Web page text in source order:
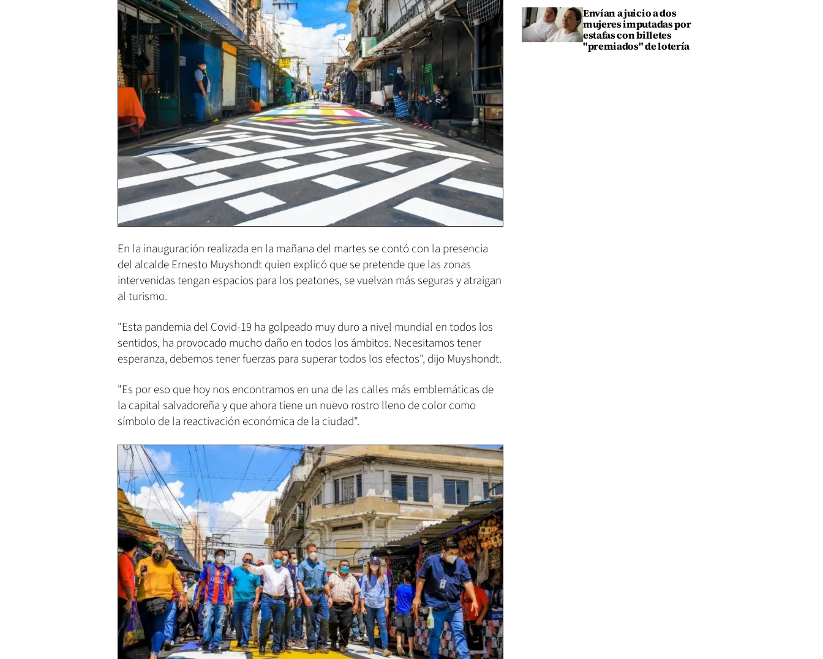
En la inauguración realizada en la mañana del martes se contó con la presencia
del alcalde Ernesto Muyshondt quien explicó que se pretende que las zonas
intervenidas tengan espacios para los peatones, se vuelvan más seguras y atraigan
al turismo.
"Esta pandemia del Covid-19 ha golpeado muy duro a nivel mundial en todos los
sentidos, ha provocado mucho daño en todos los ámbitos. Necesitamos tener
esperanza, debemos tener fuerzas para superar todos los efectos", dijo Muyshondt.
"Es por eso que hoy nos encontramos en una de las calles más emblemáticas de
la capital salvadoreña y que ahora tiene un nuevo rostro lleno de color como
símbolo de la reactivación económica de la ciudad".
Envían a juicio a dos
mujeres imputadas por
estafas con billetes
"premiados" de lotería